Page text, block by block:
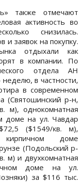
также отмечают
активность во
снизилась.
и заявок на покупку.
отдыхали как
в компании. По
отдела АН
в частности,
в современном
(Святошинский р-н,
м), однокомнатная
доме на ул. Чавдар
($1549/кв. м),
доме
(Подольский р-
м) и двухкомнатная
доме на ул.
за $116 тыс.